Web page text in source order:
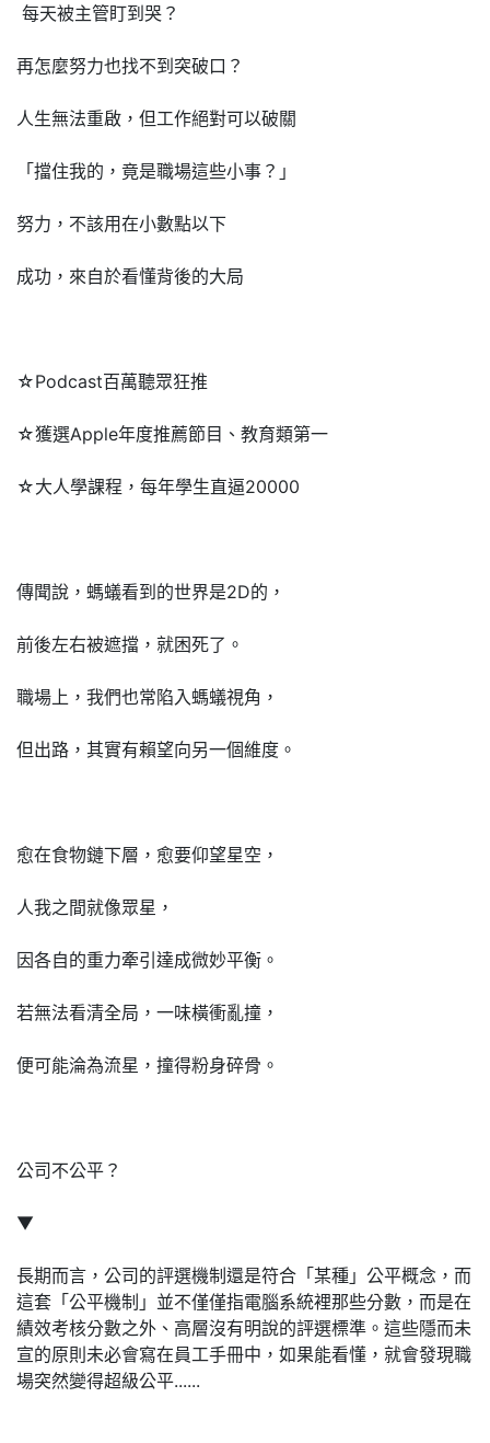
每天被主管盯到哭？
再怎麼努力也找不到突破口？
人生無法重啟，但工作絕對可以破關
「擋住我的，竟是職場這些小事？」
努力，不該用在小數點以下
成功，來自於看懂背後的大局
☆Podcast百萬聽眾狂推
☆獲選Apple年度推薦節目、教育類第一
☆大人學課程，每年學生直逼20000
傳聞說，螞蟻看到的世界是2D的，
前後左右被遮擋，就困死了。
職場上，我們也常陷入螞蟻視角，
但出路，其實有賴望向另一個維度。
愈在食物鏈下層，愈要仰望星空，
人我之間就像眾星，
因各自的重力牽引達成微妙平衡。
若無法看清全局，一味橫衝亂撞，
便可能淪為流星，撞得粉身碎骨。
公司不公平？
▼
長期而言，公司的評選機制還是符合「某種」公平概念，而
這套「公平機制」並不僅僅指電腦系統裡那些分數，而是在
績效考核分數之外、高層沒有明說的評選標準。這些隱而未
宣的原則未必會寫在員工手冊中，如果能看懂，就會發現職
場突然變得超級公平......